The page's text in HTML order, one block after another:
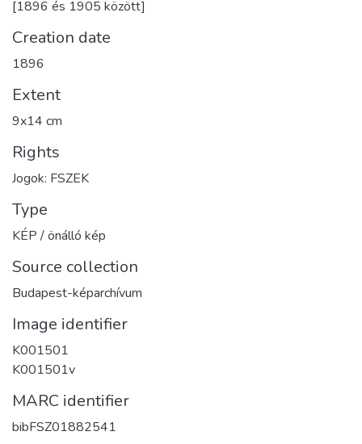
[1896 és 1905 között]
Creation date
1896
Extent
9x14 cm
Rights
Jogok: FSZEK
Type
KÉP / önálló kép
Source collection
Budapest-képarchívum
Image identifier
K001501
K001501v
MARC identifier
bibFSZ01882541